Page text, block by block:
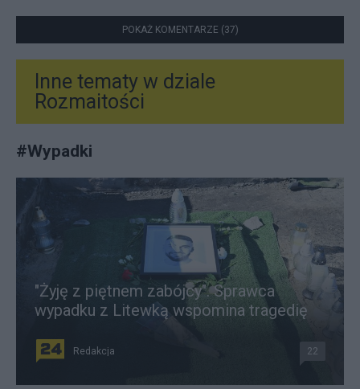
POKAŻ KOMENTARZE (37)
Inne tematy w dziale
Rozmaitości
#Wypadki
"Żyję z piętnem zabójcy". Sprawca
wypadku z Litewką wspomina tragedię
Redakcja 22